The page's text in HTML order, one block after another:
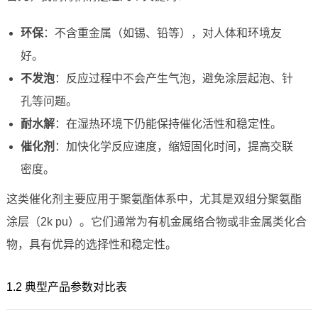
环保：不含重金属（如锡、铅等），对人体和环境友
好。
不发泡：反应过程中不会产生气泡，避免涂层起泡、针
孔等问题。
耐水解：在湿热环境下仍能保持催化活性和稳定性。
催化剂 ：加快化学反应速度，缩短固化时间，提高交联
密度。
这类催化剂主要应用于聚氨酯体系中，尤其是双组分聚氨酯
涂层（2k pu）。它们通常为有机金属络合物或非金属类化合
物，具有优异的选择性和稳定性。
1.2 典型产品参数对比表